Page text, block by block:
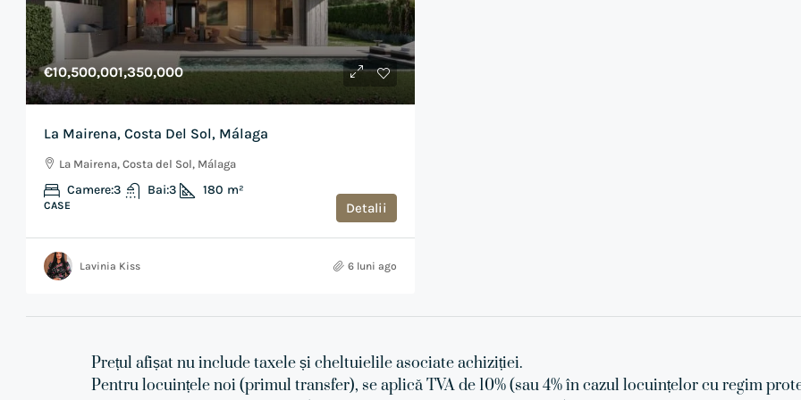
€10,500,001,350,000
La Mairena, Costa Del Sol, Málaga
La Mairena, Costa del Sol, Málaga
Camere:3 Bai:3 180 m²
CASE Detalii
Lavinia Kiss 6 luni ago
Prețul afișat nu include taxele și cheltuielile asociate achiziției.
Pentru locuințele noi (primul transfer), se aplică TVA de 10% (sau 4% în cazul locuințelor cu regim